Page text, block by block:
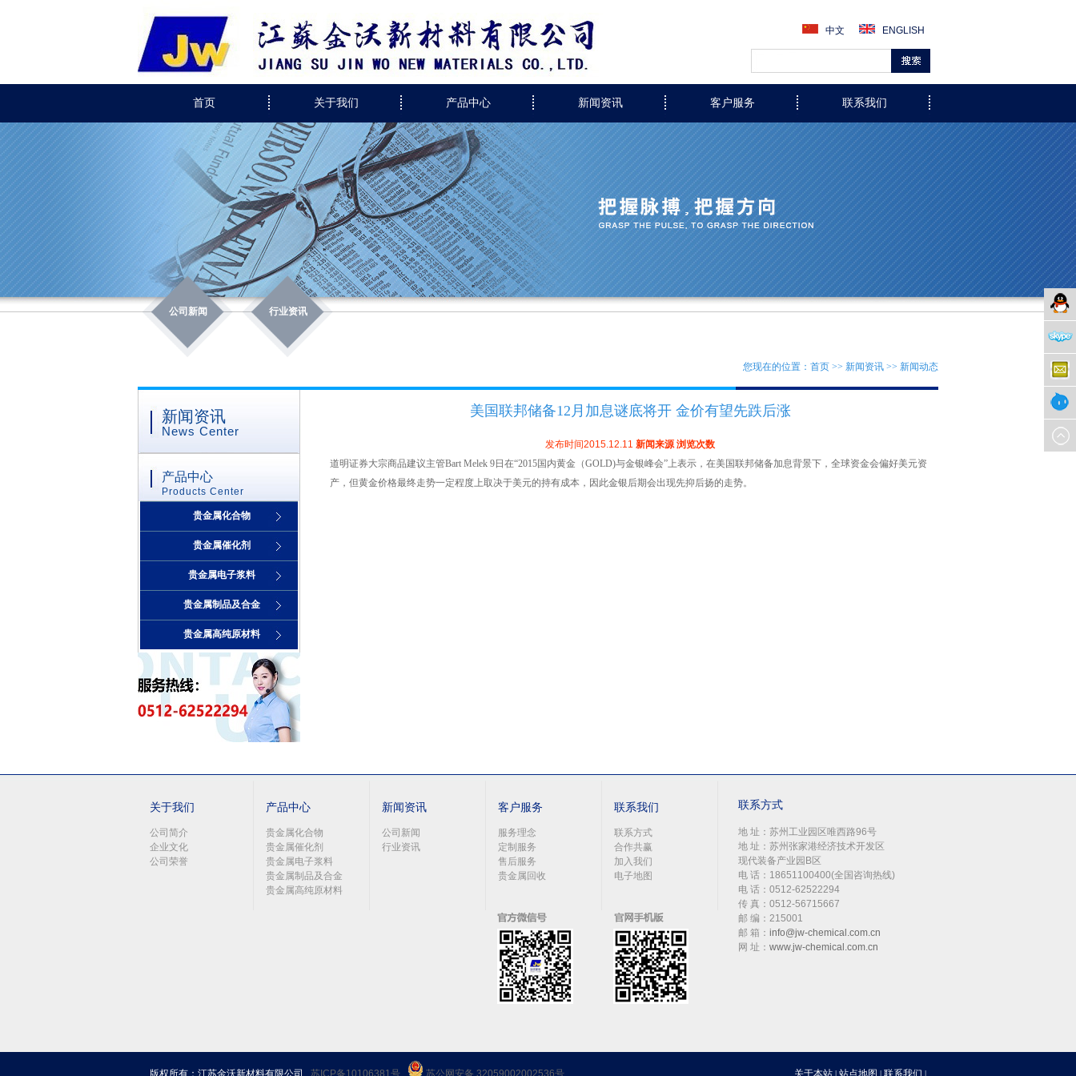
中文 ENGLISH
首页 关于我们 产品中心 新闻资讯 客户服务 联系我们
公司新闻 行业资讯
您现在的位置：首页 >> 新闻资讯 >> 新闻动态
新闻资讯
News Center
产品中心
Products Center
贵金属化合物
贵金属催化剂
贵金属电子浆料
贵金属制品及合金
贵金属高纯原材料
美国联邦储备12月加息谜底将开 金价有望先跌后涨
发布时间2015.12.11 新闻来源 浏览次数
道明证券大宗商品建议主管Bart Melek 9日在“2015国内黄金（GOLD)与金银峰会”上表示，在美国联邦储备加息背景下，全球资金会偏好美元资
产，但黄金价格最终走势一定程度上取决于美元的持有成本，因此金银后期会出现先抑后扬的走势。
QQ客
SKYPE
企业邮
箱
TM
关于我们
公司简介
企业文化
公司荣誉
产品中心
贵金属化合物
贵金属催化剂
贵金属电子浆料
贵金属制品及合金
贵金属高纯原材料
新闻资讯
公司新闻
行业资讯
客户服务
服务理念
定制服务
售后服务
贵金属回收
联系我们
联系方式
合作共赢
加入我们
电子地图
联系方式
地 址：苏州工业园区唯西路96号
地 址：苏州张家港经济技术开发区
现代装备产业园B区
电 话：18651100400(全国咨询热线)
电 话：0512-62522294
传 真：0512-56715667
邮 编：215001
邮 箱： info@jw-chemical.com.cn
网 址： www.jw-chemical.com.cn
版权所有：江苏金沃新材料有限公司 苏ICP备10106381号 苏公网安备 32059002002536号 关于本站 | 站点地图 | 联系我们 |